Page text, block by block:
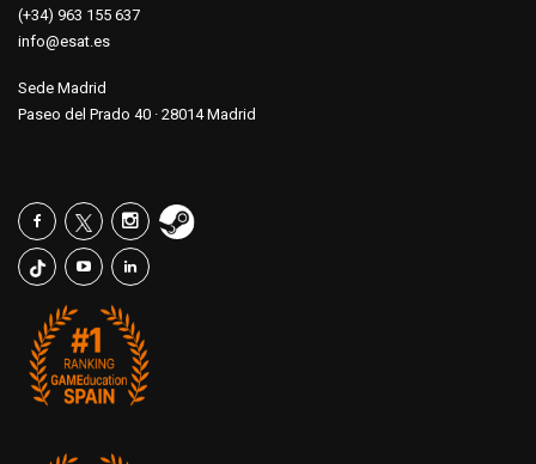
(+34) 963 155 637
info@esat.es
Sede Madrid
Paseo del Prado 40 · 28014 Madrid